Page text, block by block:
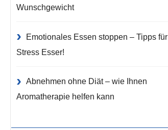
Wunschgewicht
Emotionales Essen stoppen – Tipps für
Stress Esser!
Abnehmen ohne Diät – wie Ihnen
Aromatherapie helfen kann